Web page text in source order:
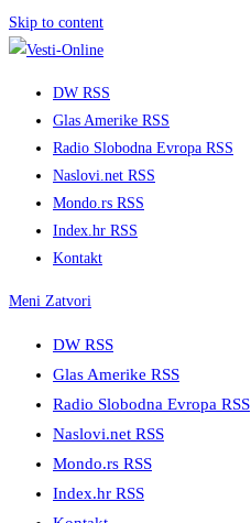
Skip to content
DW RSS
Glas Amerike RSS
Radio Slobodna Evropa RSS
Naslovi.net RSS
Mondo.rs RSS
Index.hr RSS
Kontakt
Meni Zatvori
DW RSS
Glas Amerike RSS
Radio Slobodna Evropa RSS
Naslovi.net RSS
Mondo.rs RSS
Index.hr RSS